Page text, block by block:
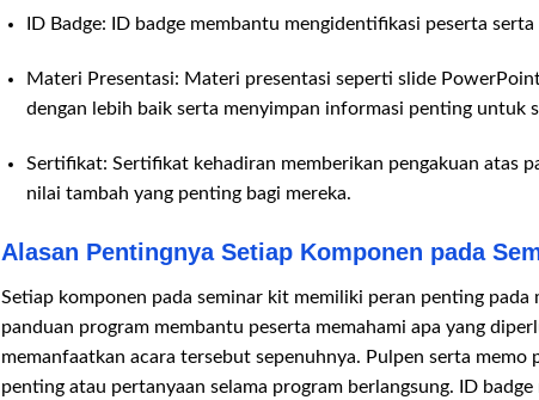
ID Badge: ID badge membantu mengidentifikasi peserta
Materi Presentasi: Materi presentasi seperti slide
dengan lebih baik serta menyimpan informasi penting untuk
Sertifikat: Sertifikat kehadiran memberikan pengakuan atas
nilai tambah yang penting bagi mereka.
Alasan Pentingnya Setiap Komponen pada
Setiap komponen pada seminar kit memiliki peran penting
panduan program membantu peserta memahami apa yang
memanfaatkan acara tersebut sepenuhnya. Pulpen serta
penting atau pertanyaan selama program berlangsung. ID